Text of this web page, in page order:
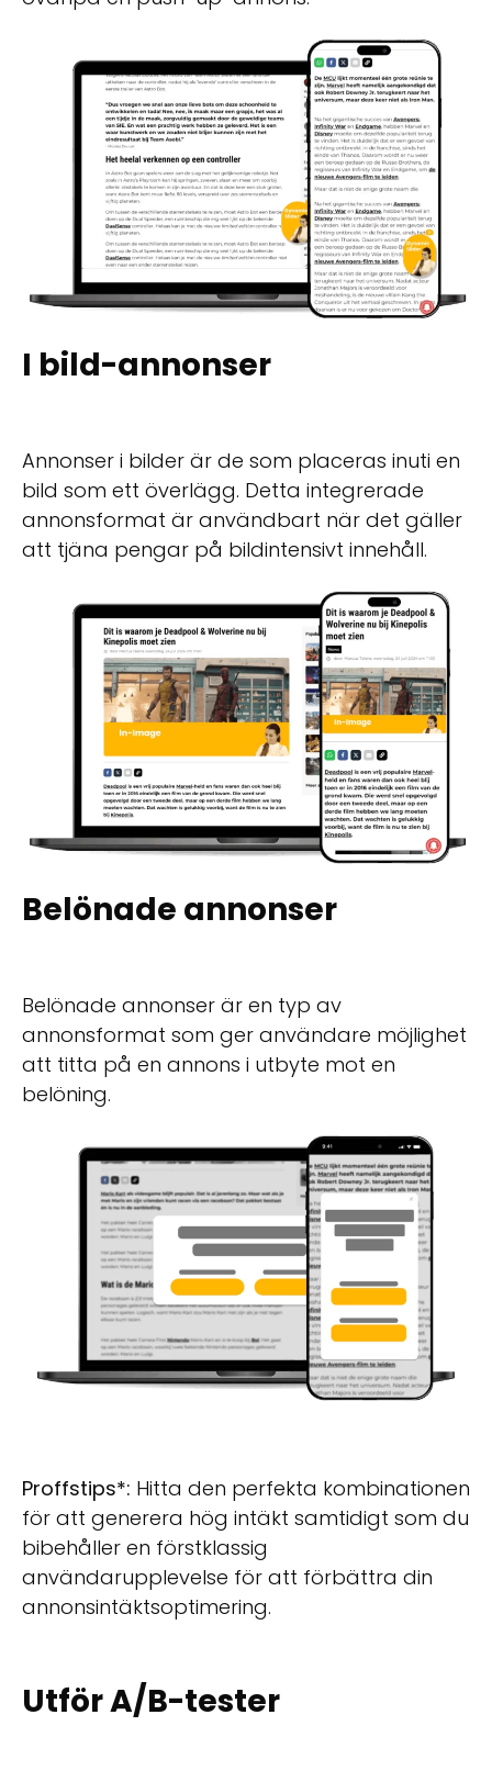
I bild-annonser
Annonser i bilder är de som placeras inuti en
bild som ett överlägg. Detta integrerade
annonsformat är användbart när det gäller
att tjäna pengar på bildintensivt innehåll.
Belönade annonser
Belönade annonser är en typ av
annonsformat som ger användare möjlighet
att titta på en annons i utbyte mot en
belöning.
Proffstips*: Hitta den perfekta kombinationen
för att generera hög intäkt samtidigt som du
bibehåller en förstklassig
användarupplevelse för att förbättra din
annonsintäktsoptimering.
Utför A/B-tester